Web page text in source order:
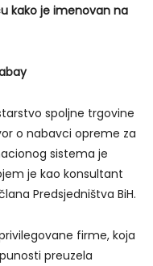
kako je imenovan na
spoljne trgovine
o nabavci opreme za
sistema je
je kao konsultant
Predsjedništva BiH.
firme, koja
preuzela